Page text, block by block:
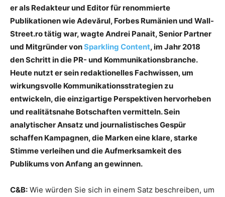
er als Redakteur und Editor für renommierte
Publikationen wie Adevărul, Forbes Rumänien und Wall-
Street.ro tätig war, wagte Andrei Panait, Senior Partner
und Mitgründer vonSparkling Content, im Jahr 2018
den Schritt in die PR- und Kommunikationsbranche.
Heute nutzt er sein redaktionelles Fachwissen, um
wirkungsvolle Kommunikationsstrategien zu
entwickeln, die einzigartige Perspektiven hervorheben
und realitätsnahe Botschaften vermitteln. Sein
analytischer Ansatz und journalistisches Gespür
schaffen Kampagnen, die Marken eine klare, starke
Stimme verleihen und die Aufmerksamkeit des
Publikums von Anfang an gewinnen.
C&B: Wie würden Sie sich in einem Satz beschreiben, um